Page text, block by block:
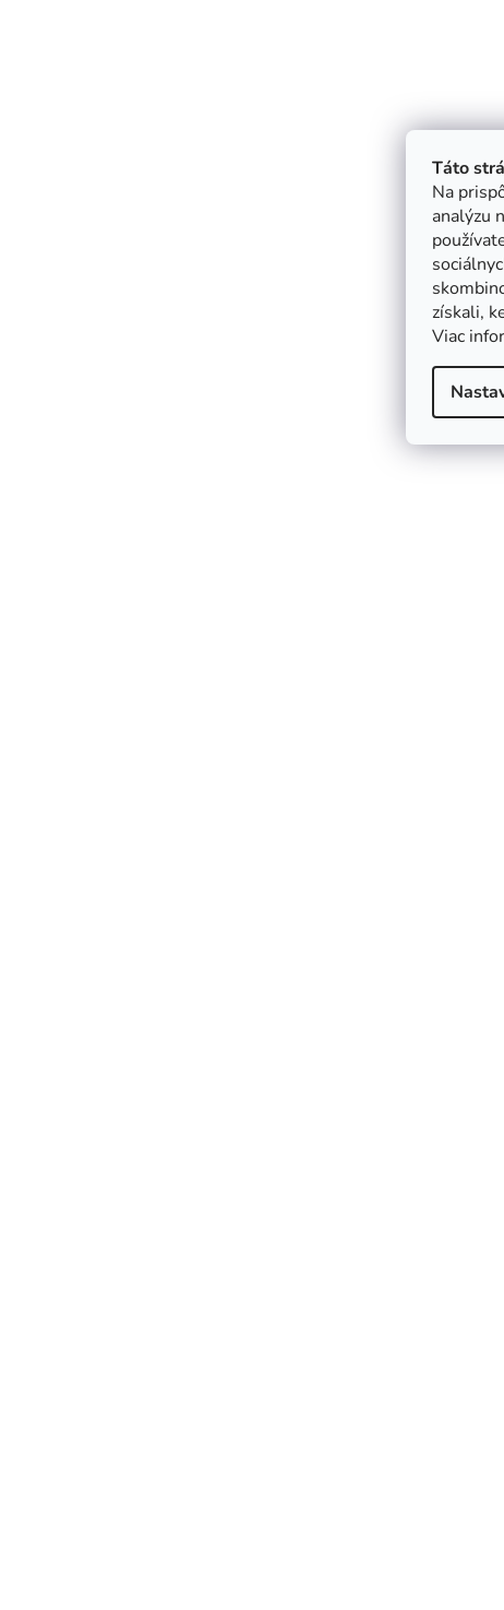
Táto
Na
analýzu
získali,
Viac